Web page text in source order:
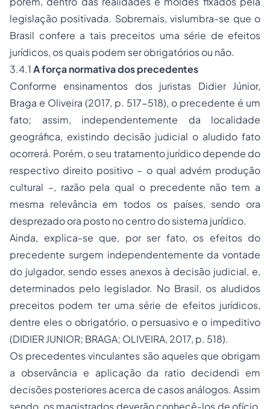
legislação positivada. Sobremais, vislumbra-se que o
Brasil confere a tais preceitos uma série de efeitos
jurídicos, os quais podem ser obrigatórios ou não.
3.4.1A força normativa dos precedentes
Conforme ensinamentos dos juristas Didier Júnior,
Braga e Oliveira (2017, p. 517-518), o precedente é um
fato; assim, independentemente da localidade
geográfica, existindo decisão judicial o aludido fato
ocorrerá. Porém, o seu tratamento jurídico depende do
respectivo direito positivo – o qual advém produção
cultural –, razão pela qual o precedente não tem a
mesma relevância em todos os países, sendo ora
desprezado ora posto no centro do sistema jurídico.
Ainda, explica-se que, por ser fato, os efeitos do
precedente surgem independentemente da vontade
do julgador, sendo esses anexos à decisão judicial, e,
determinados pelo legislador. No Brasil, os aludidos
preceitos podem ter uma série de efeitos jurídicos,
dentre eles o obrigatório, o persuasivo e o impeditivo
(DIDIER JUNIOR; BRAGA; OLIVEIRA, 2017, p. 518).
Os precedentes vinculantes são aqueles que obrigam
a observância e aplicação da ratio decidendi em
decisões posteriores acerca de casos análogos. Assim